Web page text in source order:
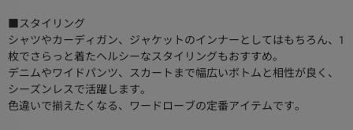
■スタイリング
シャツやカーディガン、ジャケットのインナーとしてはもちろん、1
枚でさらっと着たヘルシーなスタイリングもおすすめ。
デニムやワイドパンツ、スカートまで幅広いボトムと相性が良く、
シーズンレスで活躍します。
色違いで揃えたくなる、ワードローブの定番アイテムです。